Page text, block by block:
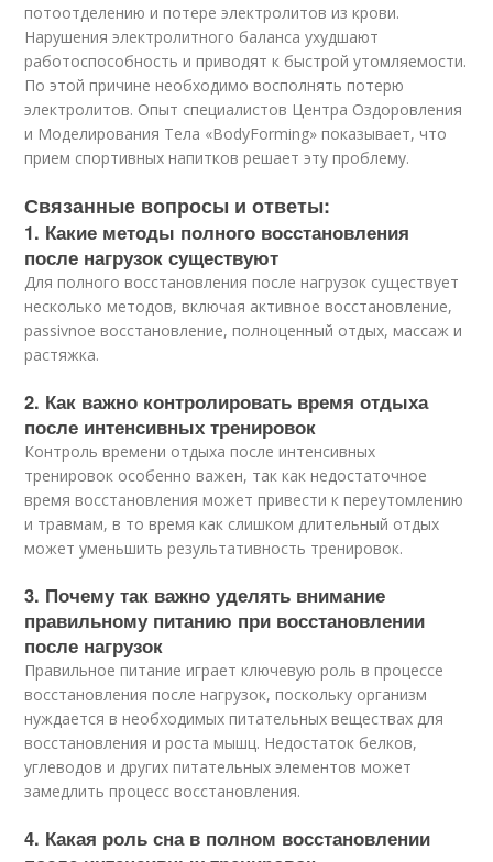
потоотделению и потере электролитов из крови.
Нарушения электролитного баланса ухудшают
работоспособность и приводят к быстрой утомляемости.
По этой причине необходимо восполнять потерю
электролитов. Опыт специалистов Центра Оздоровления
и Моделирования Тела «BodyForming» показывает, что
прием спортивных напитков решает эту проблему.
Связанные вопросы и ответы:
1. Какие методы полного восстановления
после нагрузок существуют
Для полного восстановления после нагрузок существует
несколько методов, включая активное восстановление,
passivnoe восстановление, полноценный отдых, массаж и
растяжка.
2. Как важно контролировать время отдыха
после интенсивных тренировок
Контроль времени отдыха после интенсивных
тренировок особенно важен, так как недостаточное
время восстановления может привести к переутомлению
и травмам, в то время как слишком длительный отдых
может уменьшить результативность тренировок.
3. Почему так важно уделять внимание
правильному питанию при восстановлении
после нагрузок
Правильное питание играет ключевую роль в процессе
восстановления после нагрузок, поскольку организм
нуждается в необходимых питательных веществах для
восстановления и роста мышц. Недостаток белков,
углеводов и других питательных элементов может
замедлить процесс восстановления.
4. Какая роль сна в полном восстановлении